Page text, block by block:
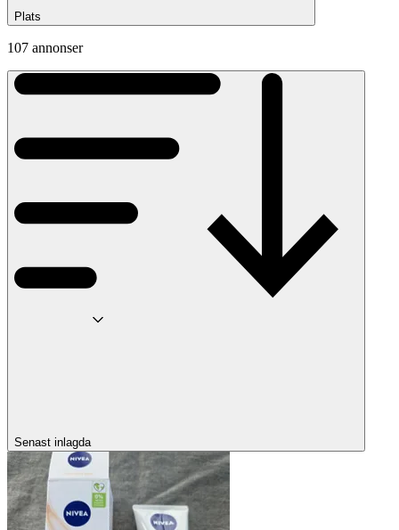
Plats
107 annonser
Senast inlagda